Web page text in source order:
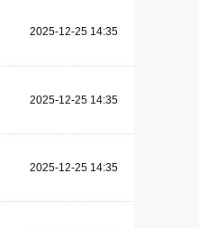
2025-12-25 14:35
2025-12-25 14:35
2025-12-25 14:35